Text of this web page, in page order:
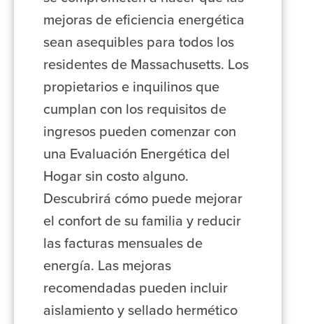
mejoras de eficiencia energética
sean asequibles para todos los
residentes de Massachusetts. Los
propietarios e inquilinos que
cumplan con los requisitos de
ingresos pueden comenzar con
una Evaluación Energética del
Hogar sin costo alguno.
Descubrirá cómo puede mejorar
el confort de su familia y reducir
las facturas mensuales de
energía. Las mejoras
recomendadas pueden incluir
aislamiento y sellado hermético